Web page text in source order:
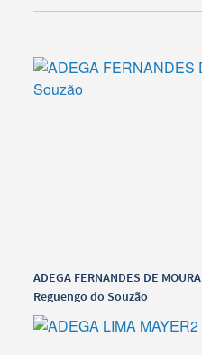
ADEGA FERNANDES DE MOURA
Reguengo do Souzão